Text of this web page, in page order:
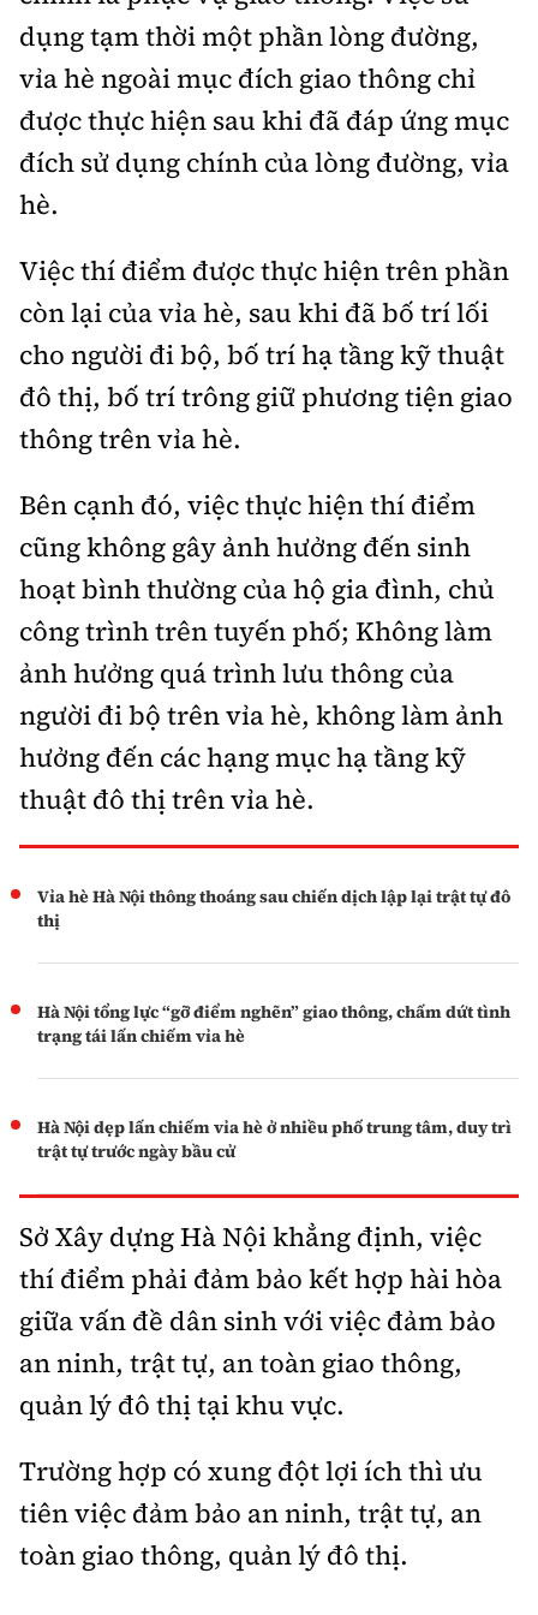
Tổng biên tập:Nguyễn Thị Hồng Nga
Phó Tổng biên tập:
Nguyễn Sơn Tùng,
Nguyễn Đức Thắng, La Đức Hùng
Hotline:
0901 514 799
Quảng cáo và Phát hành:
0915 057 282
Email:
chấp thuận bằng văn bản.
Thông tin tòa
soạn
dụng tạm thời một phần lòng đường,
vỉa hè ngoài mục đích giao thông chỉ
được thực hiện sau khi đã đáp ứng mục
đích sử dụng chính của lòng đường, vỉa
hè.
Việc thí điểm được thực hiện trên phần
còn lại của vỉa hè, sau khi đã bố trí lối
cho người đi bộ, bố trí hạ tầng kỹ thuật
đô thị, bố trí trông giữ phương tiện giao
thông trên vỉa hè.
Bên cạnh đó, việc thực hiện thí điểm
cũng không gây ảnh hưởng đến sinh
hoạt bình thường của hộ gia đình, chủ
công trình trên tuyến phố; Không làm
ảnh hưởng quá trình lưu thông của
người đi bộ trên vỉa hè, không làm ảnh
hưởng đến các hạng mục hạ tầng kỹ
thuật đô thị trên vỉa hè.
Vỉa hè Hà Nội thông thoáng sau chiến dịch lập lại trật tự đô
thị
Hà Nội tổng lực “gỡ điểm nghẽn” giao thông, chấm dứt tình
trạng tái lấn chiếm vỉa hè
Hà Nội dẹp lấn chiếm vỉa hè ở nhiều phố trung tâm, duy trì
trật tự trước ngày bầu cử
Sở Xây dựng Hà Nội khẳng định, việc
thí điểm phải đảm bảo kết hợp hài hòa
giữa vấn đề dân sinh với việc đảm bảo
an ninh, trật tự, an toàn giao thông,
quản lý đô thị tại khu vực.
Trường hợp có xung đột lợi ích thì ưu
tiên việc đảm bảo an ninh, trật tự, an
toàn giao thông, quản lý đô thị.